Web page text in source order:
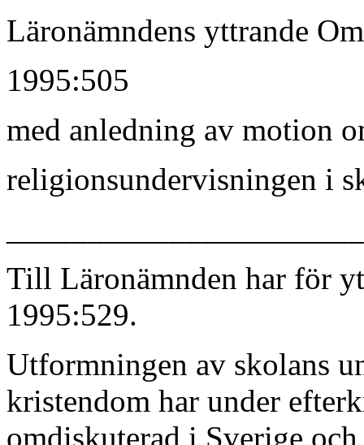
Läronämndens yttrande
1995:505
med anledning av motion
religionsundervisningen i
Till Läronämnden har för
1995:529.
Utformningen av skolans
kristendom har under
omdiskuterad i Sverige